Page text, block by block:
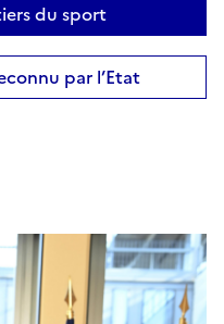
du sport
par l’Etat